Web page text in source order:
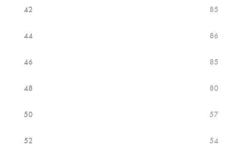
42 85
44 86
46 85
48 80
50 57
52 54